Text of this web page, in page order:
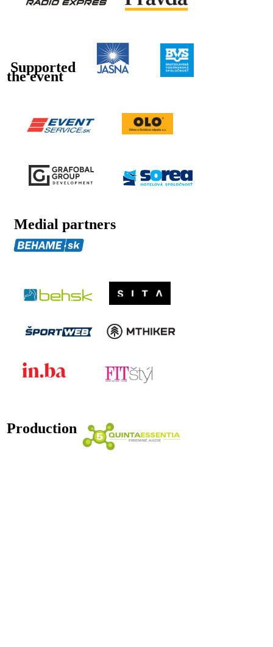
Supported
the event
Medial partners
Production